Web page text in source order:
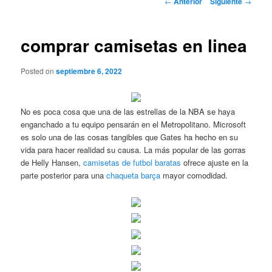
comprar camisetas en linea
Posted onseptiembre 6, 2022
No es poca cosa que una de las estrellas de la NBA se haya
enganchado a tu equipo pensarán en el Metropolitano. Microsoft
es solo una de las cosas tangibles que Gates ha hecho en su
vida para hacer realidad su causa. La más popular de las gorras
de Helly Hansen,camisetas de futbol baratas ofrece ajuste en la
parte posterior para unachaqueta barça mayor comodidad.